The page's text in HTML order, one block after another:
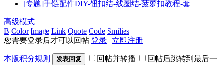
[专题]手链配件DIY-钮扣结-线圈结-菠萝扣教程-套
高级模式
B Color Image Link Quote Code Smilies
您需要登录后才可以回帖 登录 | 立即注册
本版积分规则 发表回复 回帖并转播 回帖后跳转到最后